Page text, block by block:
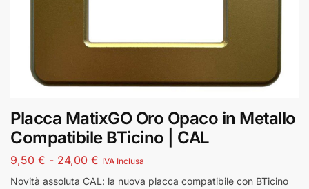
Placca MatixGO Oro Opaco in Metallo
Compatibile BTicino | CAL
9,50 € - 24,00 € IVA Inclusa
Novità assoluta CAL: la nuova placca compatibile con BTicino